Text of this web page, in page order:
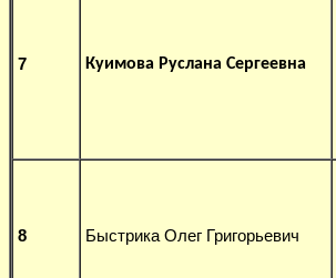
7 Куимова Руслана Сергеевна
8 Быстрика Олег Григорьевич